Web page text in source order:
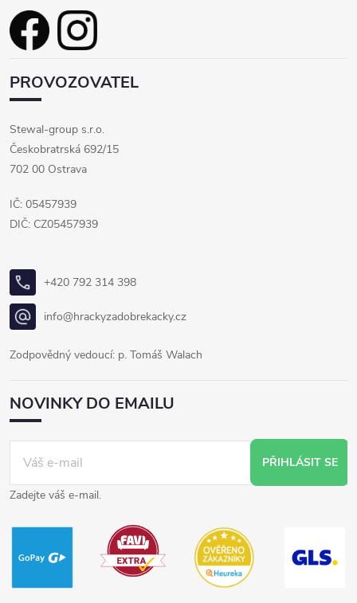
PROVOZOVATEL
Stewal-group s.r.o.
Českobratrská 692/15
702 00 Ostrava
IČ: 05457939
DIČ: CZ05457939
+420 792 314 398
info@hrackyzadobrekacky.cz
Zodpovědný vedoucí: p. Tomáš Walach
NOVINKY DO EMAILU
PŘIHLÁSIT SE
Zadejte váš e-mail.